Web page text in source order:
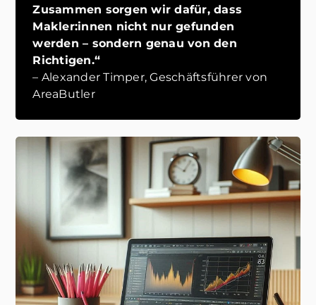
Zusammen sorgen wir dafür, dass
Makler:innen nicht nur gefunden
werden – sondern genau von den
Richtigen.“
– Alexander Timper, Geschäftsführer von
AreaButler